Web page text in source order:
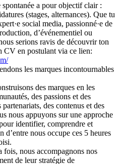
a pour objectif clair :
(stages, alternances). Que tu
social media, passionné·e de
d’événementiel ou
serions ravis de découvrir ton
CV en postulant via ce lien:
les marques incontournables
des marques en les
des passions et des
des contenus et des
nous appuyons sur une approche
identifier, comprendre et
d’entre nous occupe ces 5 heures
fois, nous accompagnons nos
de leur stratégie de